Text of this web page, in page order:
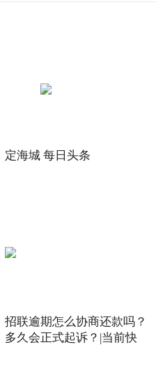
定海城 每日头条
招联逾期怎么协商还款吗？
多久会正式起诉？|当前快